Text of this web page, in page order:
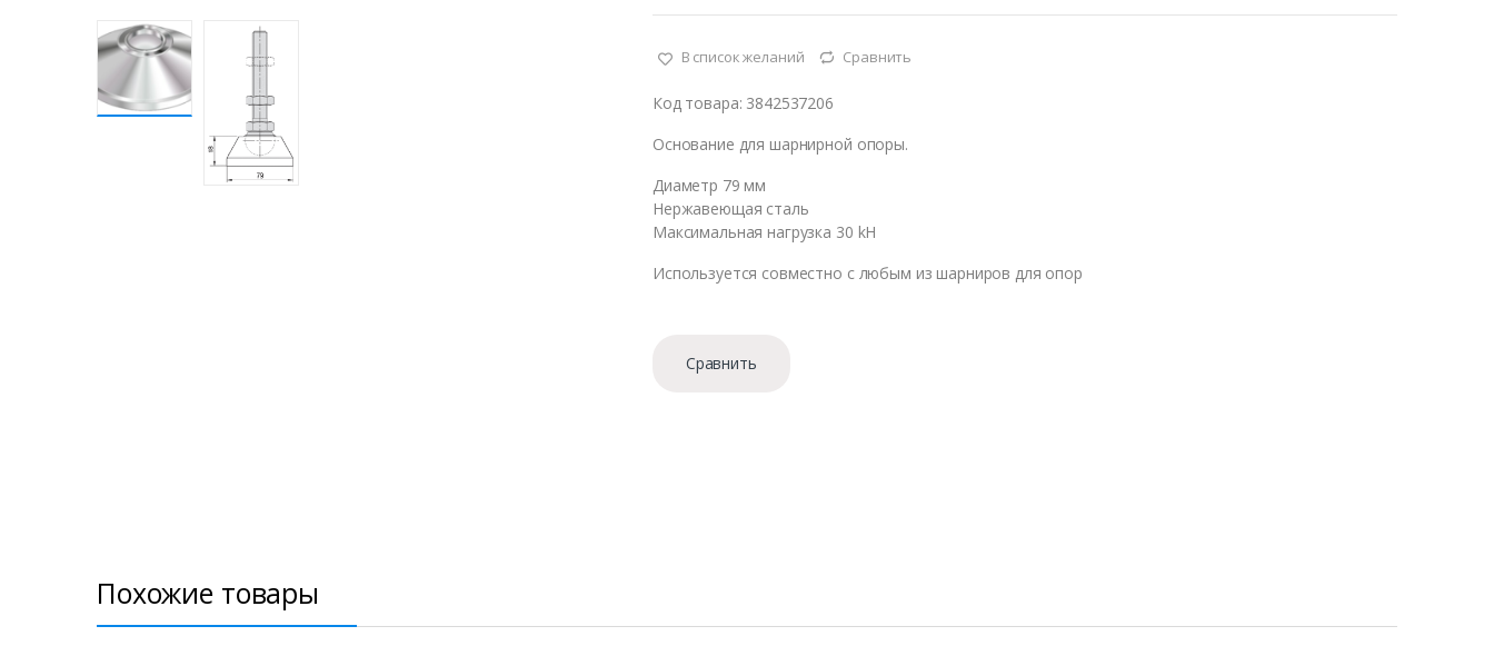
т
о
В список желаний Сравнить
Код товара: 3842537206
Основание для шарнирной опоры.
Диаметр 79 мм
Нержавеющая сталь
Максимальная нагрузка 30 kН
Используется совместно с любым из шарниров для опор
Сравнить
Похожие товары